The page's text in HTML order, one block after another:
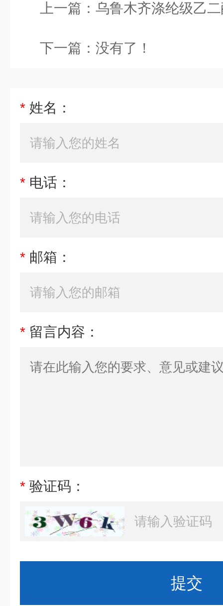
上一篇： 乌鲁木齐涤纶级乙
下一篇：没有了！
* 姓名：
* 电话：
* 邮箱：
* 留言内容：
* 验证码：